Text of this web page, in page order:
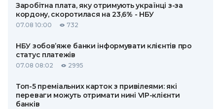
Заробітна плата, яку отримують українці з-за
кордону, скоротилася на 23,6% - НБУ
07.08 10:00 732
НБУ зобов’яже банки інформувати клієнтів про
статус платежів
07.08 08:02 2995
Топ-5 преміальних карток з привілеями: які
переваги можуть отримати нині VIP-клієнти
банків